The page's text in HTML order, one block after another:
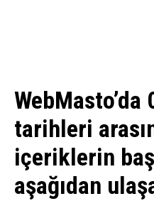
tarihleri
içeriklerin
aşağıdan